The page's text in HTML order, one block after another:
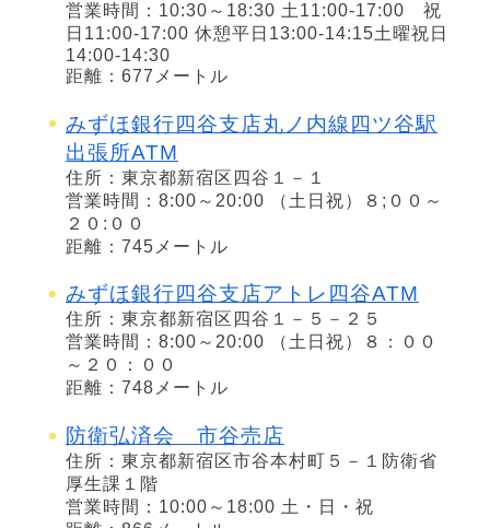
営業時間：10:30～18:30 土11:00-17:00 祝
日11:00-17:00 休憩平日13:00-14:15土曜祝日
14:00-14:30
距離：677メートル
みずほ銀行四谷支店丸ノ内線四ツ谷駅
出張所ATM
住所：東京都新宿区四谷１－１
営業時間：8:00～20:00 （土日祝）８;００～
２０:００
距離：745メートル
みずほ銀行四谷支店アトレ四谷ATM
住所：東京都新宿区四谷１－５－２５
営業時間：8:00～20:00 （土日祝）８：００
～２０：００
距離：748メートル
防衛弘済会 市谷売店
住所：東京都新宿区市谷本村町５－１防衛省
厚生課１階
営業時間：10:00～18:00 土・日・祝